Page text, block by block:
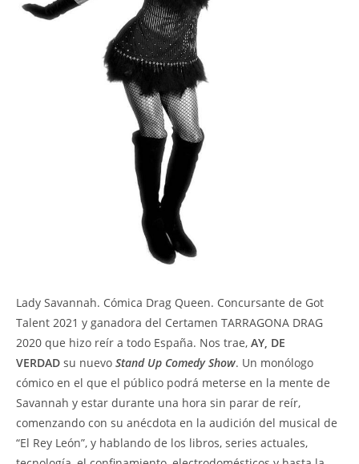
Lady Savannah. Cómica Drag Queen. Concursante de Got
Talent 2021 y ganadora del Certamen TARRAGONA DRAG
2020 que hizo reír a todo España. Nos trae, AY, DE
VERDAD su nuevo Stand Up Comedy Show. Un monólogo
cómico en el que el público podrá meterse en la mente de
Savannah y estar durante una hora sin parar de reír,
comenzando con su anécdota en la audición del musical de
“El Rey León”, y hablando de los libros, series actuales,